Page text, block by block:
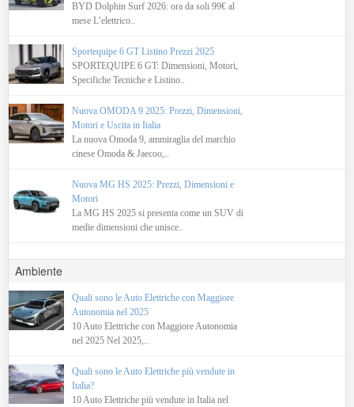
BYD Dolphin Surf 2026: ora da soli 99€ al
mese L’elettrico..
Sportequipe 6 GT Listino Prezzi 2025
SPORTEQUIPE 6 GT: Dimensioni, Motori,
Specifiche Tecniche e Listino..
Nuova OMODA 9 2025: Prezzi, Dimensioni,
Motori e Uscita in Italia
La nuova Omoda 9, ammiraglia del marchio
cinese Omoda & Jaecoo,..
Nuova MG HS 2025: Prezzi, Dimensioni e
Motori
La MG HS 2025 si presenta come un SUV di
medie dimensioni che unisce..
Ambiente
Quali sono le Auto Elettriche con Maggiore
Autonomia nel 2025
10 Auto Elettriche con Maggiore Autonomia
nel 2025 Nel 2025,..
Quali sono le Auto Elettriche più vendute in
Italia?
10 Auto Elettriche più vendute in Italia nel